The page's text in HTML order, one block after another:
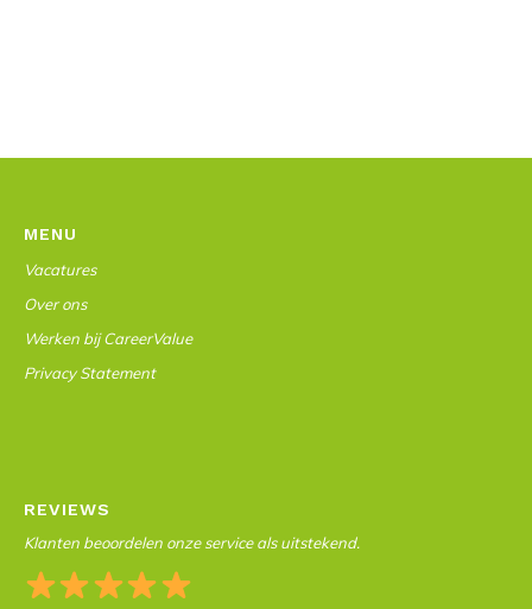
MENU
Vacatures
Over ons
Werken bij CareerValue
Privacy Statement
REVIEWS
Klanten beoordelen onze service als uitstekend.